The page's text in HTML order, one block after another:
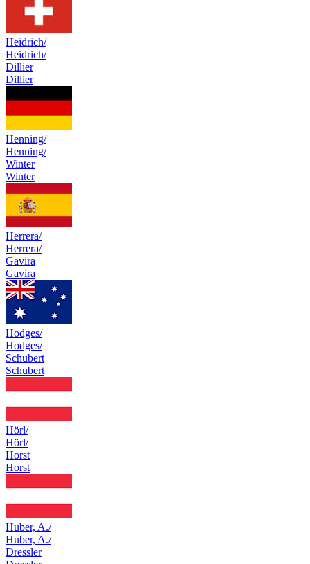
Heidrich/
Heidrich/
Dillier
Dillier
Henning/
Henning/
Winter
Winter
Herrera/
Herrera/
Gavira
Gavira
Hodges/
Hodges/
Schubert
Schubert
Hörl/
Hörl/
Horst
Horst
Huber, A./
Huber, A./
Dressler